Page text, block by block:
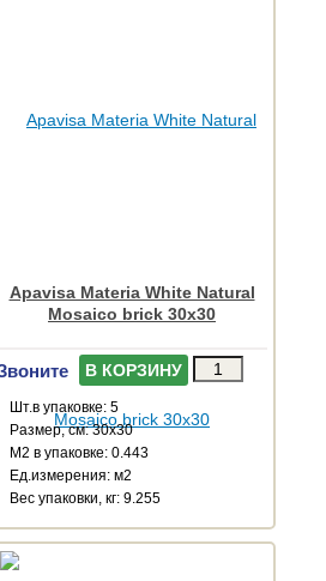
Apavisa Materia White Natural
Mosaico brick 30x30
В КОРЗИНУ
Шт.в упаковке: 5
Размер, см: 30x30
М2 в упаковке: 0.443
Ед.измерения: м2
Веc упаковки, кг: 9.255